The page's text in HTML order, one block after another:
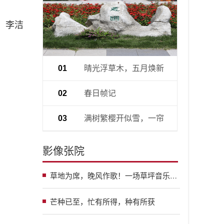
李洁
01 晴光浮草木，五月焕新
生02 春日帧记
03 满树繁樱开似雪，一帘
影像张院
草地为席，晚风作歌！一场草坪音乐会，为青葱岁月画上句号～
芒种已至，忙有所得，种有所获